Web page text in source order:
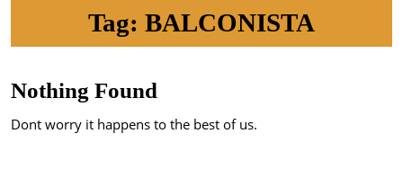
Tag: BALCONISTA
Nothing Found
Dont worry it happens to the best of us.